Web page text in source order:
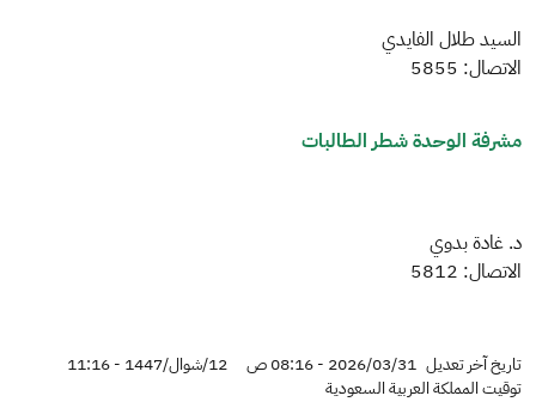
السيد طلال الفايدي
الاتصال: 5855
مشرفة الوحدة شطر الطالبات
د. غادة بدوي
الاتصال: 5812
تاريخ آخر تعديل 2026/03/31 - 08:16 ص
12/شوال/1447 - 11:16
توقيت المملكة العربية السعودية